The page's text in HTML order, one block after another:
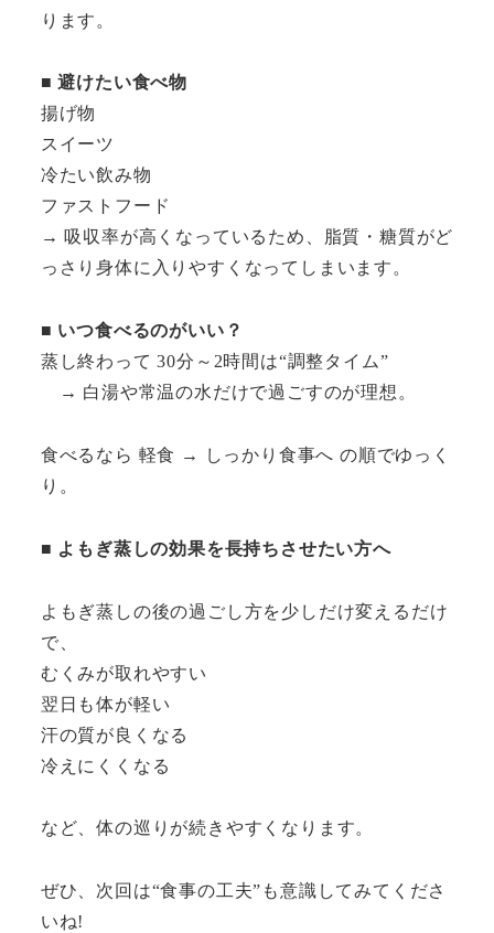
ります。
■避けたい食べ物
揚げ物
スイーツ
冷たい飲み物
ファストフード
→ 吸収率が高くなっているため、脂質・糖質がど
っさり身体に入りやすくなってしまいます。
■ いつ食べるのがいい？
蒸し終わって 30分～2時間は“調整タイム”
→ 白湯や常温の水だけで過ごすのが理想。
食べるなら 軽食 → しっかり食事へ の順でゆっく
り。
■ よもぎ蒸しの効果を長持ちさせたい方へ
よもぎ蒸しの後の過ごし方を少しだけ変えるだけ
で、
むくみが取れやすい
翌日も体が軽い
汗の質が良くなる
冷えにくくなる
など、体の巡りが続きやすくなります。
ぜひ、次回は“食事の工夫”も意識してみてくださ
いね!